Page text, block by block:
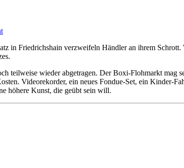
in Friedrichshain verzweifeln Händler an ihrem
teilweise wieder abgetragen. Der Boxi-Flohmarkt mag
Videorekorder, ein neues Fondue-Set, ein Kinder-
höhere Kunst, die geübt sein will.